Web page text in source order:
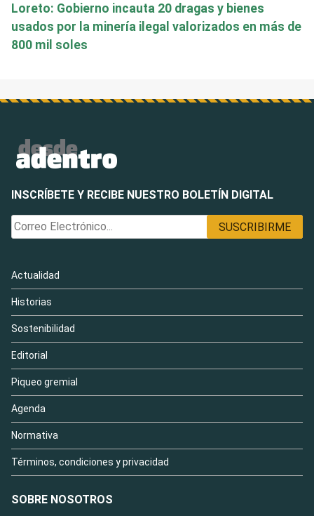
Loreto: Gobierno incauta 20 dragas y bienes
usados por la minería ilegal valorizados en más de
800 mil soles
INSCRÍBETE Y RECIBE NUESTRO BOLETÍN DIGITAL
Actualidad
Historias
Sostenibilidad
Editorial
Piqueo gremial
Agenda
Normativa
Términos, condiciones y privacidad
SOBRE NOSOTROS